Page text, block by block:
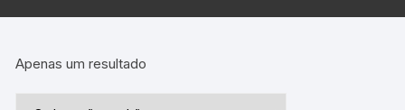
Apenas um resultado